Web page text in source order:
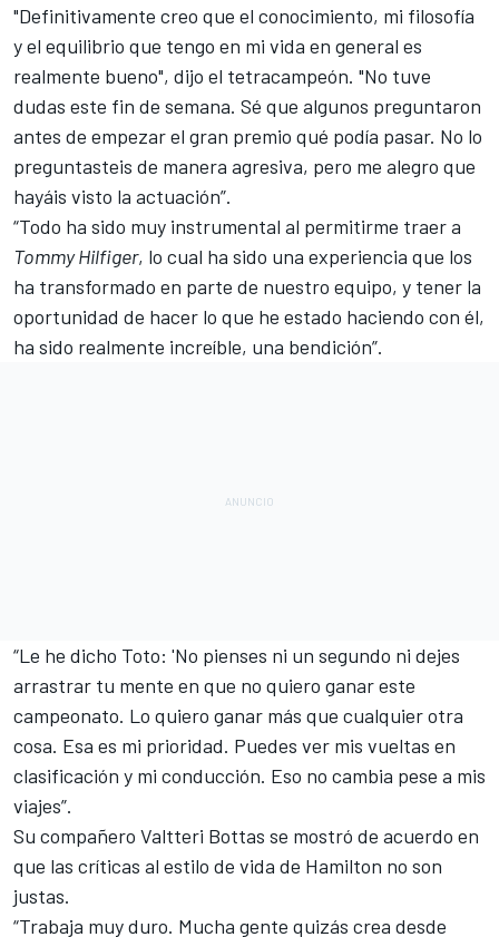
"Definitivamente creo que el conocimiento, mi filosofía
y el equilibrio que tengo en mi vida en general es
realmente bueno", dijo el tetracampeón. "No tuve
dudas este fin de semana. Sé que algunos preguntaron
antes de empezar el gran premio qué podía pasar. No lo
preguntasteis de manera agresiva, pero me alegro que
hayáis visto la actuación”.
“Todo ha sido muy instrumental al permitirme traer a
Tommy Hilfiger, lo cual ha sido una experiencia que los
ha transformado en parte de nuestro equipo, y tener la
oportunidad de hacer lo que he estado haciendo con él,
ha sido realmente increíble, una bendición”.
“Le he dicho Toto: 'No pienses ni un segundo ni dejes
arrastrar tu mente en que no quiero ganar este
campeonato. Lo quiero ganar más que cualquier otra
cosa. Esa es mi prioridad. Puedes ver mis vueltas en
clasificación y mi conducción. Eso no cambia pese a mis
viajes”.
Su compañero Valtteri Bottas se mostró de acuerdo en
que las críticas al estilo de vida de Hamilton no son
justas.
“Trabaja muy duro. Mucha gente quizás crea desde